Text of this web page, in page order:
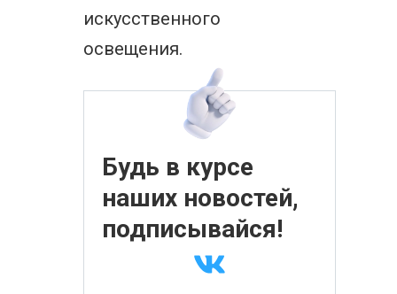
искусственного
освещения.
Будь в курсе
наших новостей,
подписывайся!